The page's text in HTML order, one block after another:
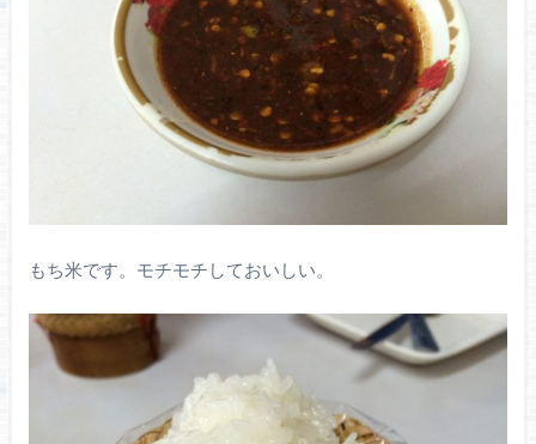
もち米です。モチモチしておいしい。